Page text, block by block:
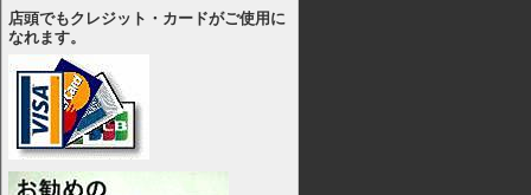
店頭でもクレジット・カードがご使用に
なれます。